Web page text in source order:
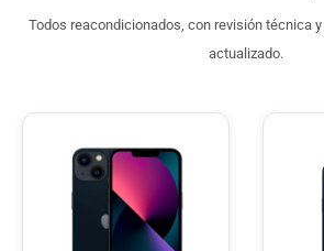
Todos reacondicionados, con revisión técnica
actualizado.